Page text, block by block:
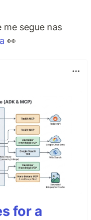
segue nas
👀
for a